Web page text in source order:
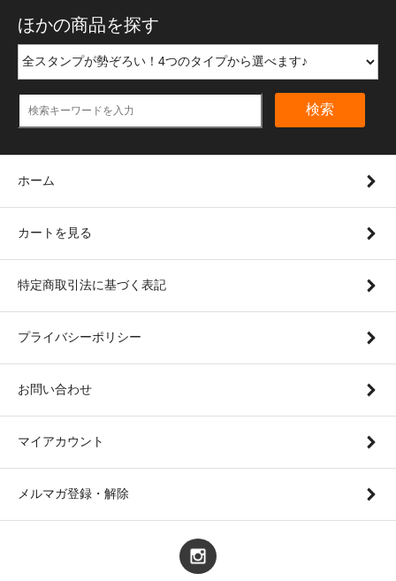
ほかの商品を探す
検索
ホーム
カートを見る
特定商取引法に基づく表記
プライバシーポリシー
お問い合わせ
マイアカウント
メルマガ登録・解除